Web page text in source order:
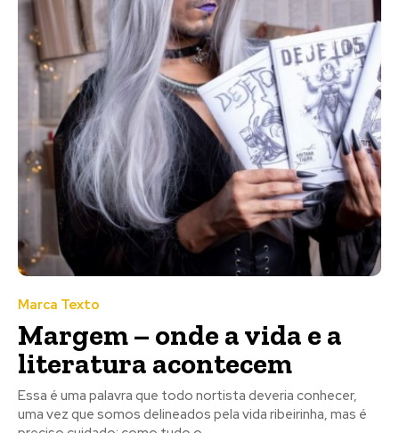
Marca Texto
Margem – onde a vida e a
literatura acontecem
Essa é uma palavra que todo nortista deveria conhecer,
uma vez que somos delineados pela vida ribeirinha, mas é